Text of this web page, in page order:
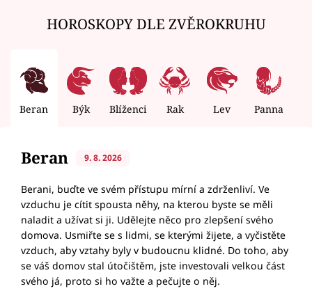
HOROSKOPY DLE ZVĚROKRUHU
Beran Býk Blíženci Rak Lev Panna
Beran 9. 8. 2026
Berani, buďte ve svém přístupu mírní a zdrženliví. Ve
vzduchu je cítit spousta něhy, na kterou byste se měli
naladit a užívat si ji. Udělejte něco pro zlepšení svého
domova. Usmiřte se s lidmi, se kterými žijete, a vyčistěte
vzduch, aby vztahy byly v budoucnu klidné. Do toho, aby
se váš domov stal útočištěm, jste investovali velkou část
svého já, proto si ho važte a pečujte o něj.